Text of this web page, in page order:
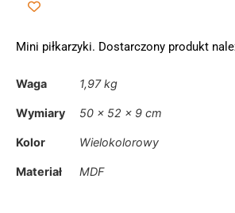
Mini piłkarzyki. Dostarczony produkt
Waga 1,97 kg
Wymiary 50 × 52 × 9 cm
Kolor Wielokolorowy
Materiał MDF